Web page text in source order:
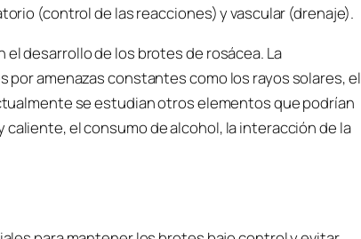
(control de las reacciones) y vascular (drenaje).
desarrollo de los brotes de rosácea. La
amenazas constantes como los rayos solares, el
se estudian otros elementos que podrían
el consumo de alcohol, la interacción de la